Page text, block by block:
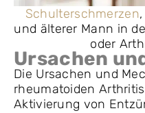
Schulterschmerzen
und älterer Mann in
oder
Ursachen
Die Ursachen und
rheumatoiden
Aktivierung von